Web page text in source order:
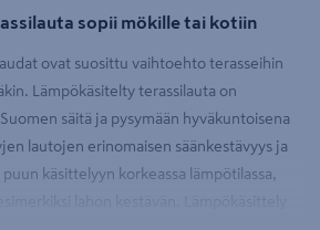
sopii mökille tai kotiin
ovat suosittu vaihtoehto terasseihin
Lämpökäsitelty terassilauta on
säitä ja pysymään hyväkuntoisena
lautojen erinomaisen säänkestävyys ja
käsittelyyn korkeassa lämpötilassa,